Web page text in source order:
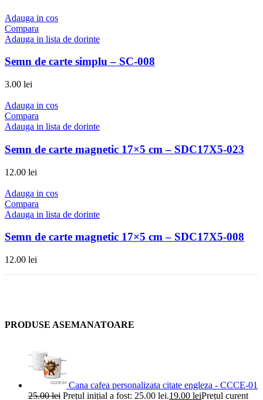
Adauga in cos
Compara
Adauga in lista de dorinte
Semn de carte simplu – SC-008
3.00 lei
Adauga in cos
Compara
Adauga in lista de dorinte
Semn de carte magnetic 17×5 cm – SDC17X5-023
12.00 lei
Adauga in cos
Compara
Adauga in lista de dorinte
Semn de carte magnetic 17×5 cm – SDC17X5-008
12.00 lei
PRODUSE ASEMANATOARE
Cana cafea personalizata citate engleza - CCCE-01
25.00lei Prețul inițial a fost: 25.00 lei.19.00 leiPrețul curent